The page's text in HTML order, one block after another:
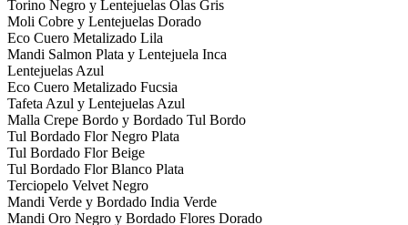
Torino Negro y Lentejuelas Olas Gris
Moli Cobre y Lentejuelas Dorado
Eco Cuero Metalizado Lila
Mandi Salmon Plata y Lentejuela Inca
Lentejuelas Azul
Eco Cuero Metalizado Fucsia
Tafeta Azul y Lentejuelas Azul
Malla Crepe Bordo y Bordado Tul Bordo
Tul Bordado Flor Negro Plata
Tul Bordado Flor Beige
Tul Bordado Flor Blanco Plata
Terciopelo Velvet Negro
Mandi Verde y Bordado India Verde
Mandi Oro Negro y Bordado Flores Dorado